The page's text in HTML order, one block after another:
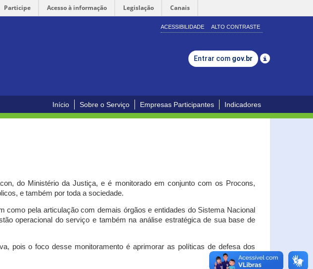
Participe Acesso à informação Legislação Canais
ACESSIBILIDADE ALTO CONTRASTE
Entrar com gov.br
Início Sobre o Serviço Empresas Participantes Indicadores
do Ministério da Justiça, e é monitorado em conjunto com os Procons,
e também por toda a sociedade.
como pela articulação com demais órgãos e entidades do Sistema Nacional
operacional do serviço e também na análise estratégica de sua base de
pois o foco desse monitoramento é aprimorar as políticas de defesa dos